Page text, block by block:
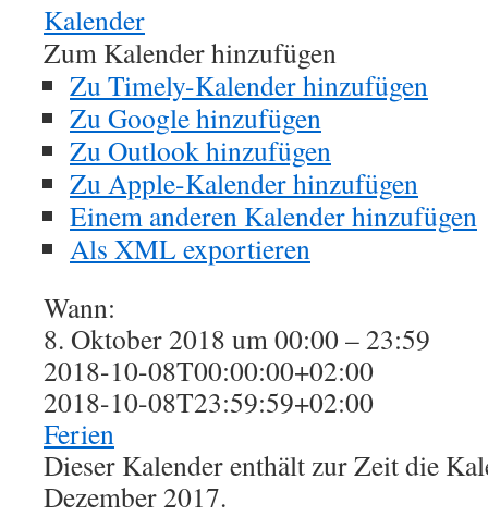
Kalender
Zum Kalender hinzufügen
Zu Timely-Kalender hinzufügen
Zu Google hinzufügen
Zu Outlook hinzufügen
Zu Apple-Kalender hinzufügen
Einem anderen Kalender hinzufügen
Als XML exportieren
Wann:
8. Oktober 2018 um 00:00 – 23:59
2018-10-08T00:00:00+02:00
2018-10-08T23:59:59+02:00
Ferien
Dieser Kalender enthält zur Zeit die
Dezember 2017.